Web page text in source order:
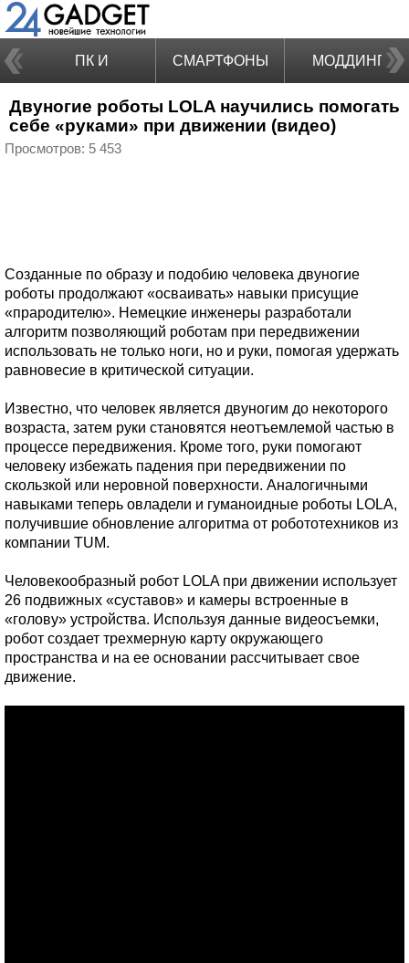
ПК И
НОУТБУКИ
СМАРТФОНЫ МОДДИНГ
Двуногие роботы LOLA научились помогать
себе «руками» при движении (видео)
Просмотров: 5 453
Созданные по образу и подобию человека двуногие
роботы продолжают «осваивать» навыки присущие
«прародителю». Немецкие инженеры разработали
алгоритм позволяющий роботам при передвижении
использовать не только ноги, но и руки, помогая удержать
равновесие в критической ситуации.
Известно, что человек является двуногим до некоторого
возраста, затем руки становятся неотъемлемой частью в
процессе передвижения. Кроме того, руки помогают
человеку избежать падения при передвижении по
скользкой или неровной поверхности. Аналогичными
навыками теперь овладели и гуманоидные роботы LOLA,
получившие обновление алгоритма от робототехников из
компании TUM.
Человекообразный робот LOLA при движении использует
26 подвижных «суставов» и камеры встроенные в
«голову» устройства. Используя данные видеосъемки,
робот создает трехмерную карту окружающего
пространства и на ее основании рассчитывает свое
движение.